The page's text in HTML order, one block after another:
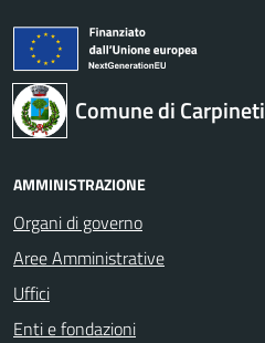
Comune di Carpineti
AMMINISTRAZIONE
Organi di governo
Aree Amministrative
Uffici
Enti e fondazioni